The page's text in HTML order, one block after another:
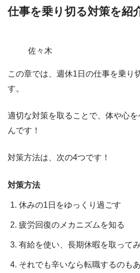
仕事を乗り切る対策を紹
佐々木
この章では、 週休1日の仕事を乗り
す。
適切な対策を取ることで、体や心
んです！
対策方法は、 次の4つです！
対策方法
休みの1日をゆっくり過ごす
疲労回復のメカニズムを知る
有給を使い、長期休暇を取って
それでも辛いなら転職するのも